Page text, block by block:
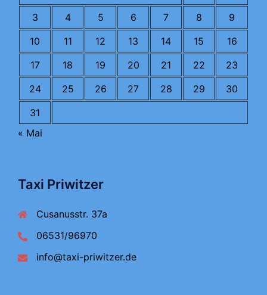
3
4 5 6 7 8
9
10
11 12 13 14 15
16
17
18 19 20 21 22
23
24
25 26 27 28 29
30
31
« Mai
Taxi Priwitzer
Cusanusstr. 37a
06531/96970
info@taxi-priwitzer.de